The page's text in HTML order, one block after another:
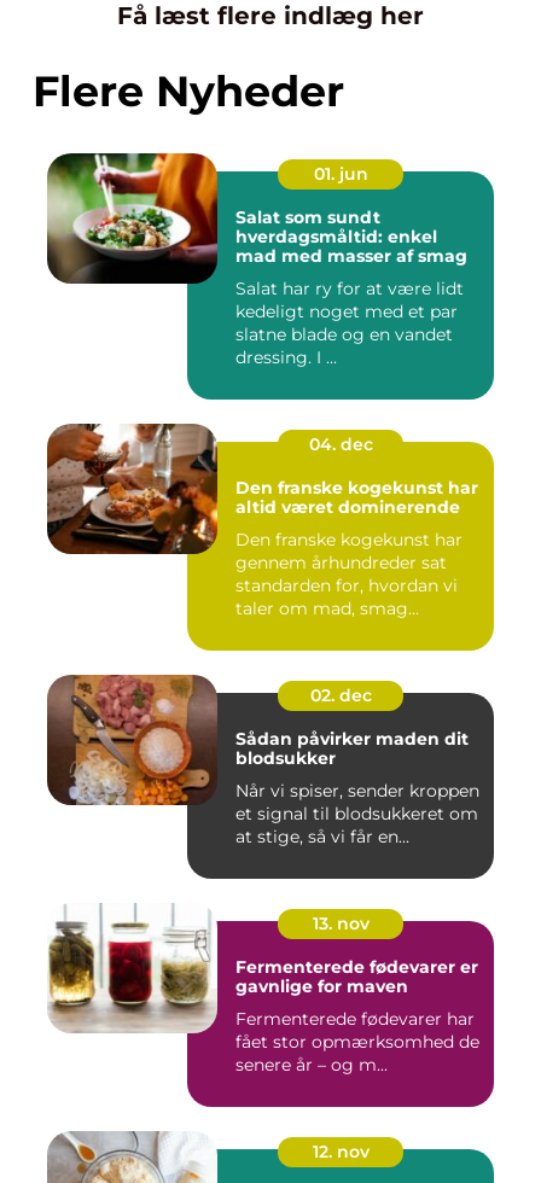
Få læst flere indlæg her
Flere Nyheder
01. jun
Salat som sundt
hverdagsmåltid: enkel
mad med masser af smag
Salat har ry for at være lidt
kedeligt noget med et par
slatne blade og en vandet
dressing. I ...
04. dec
Den franske kogekunst har
altid været dominerende
Den franske kogekunst har
gennem århundreder sat
standarden for, hvordan vi
taler om mad, smag...
02. dec
Sådan påvirker maden dit
blodsukker
Når vi spiser, sender kroppen
et signal til blodsukkeret om
at stige, så vi får en...
13. nov
Fermenterede fødevarer er
gavnlige for maven
Fermenterede fødevarer har
fået stor opmærksomhed de
senere år – og m...
12. nov